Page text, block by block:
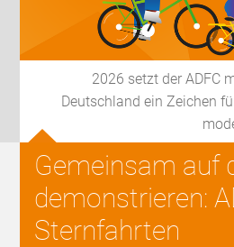
2026 setzt der ADFC
Deutschland ein Zeichen
Gemeinsam auf
demonstrieren:
Sternfahrten